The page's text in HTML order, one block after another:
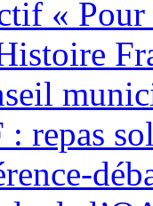
« Pour
: repas